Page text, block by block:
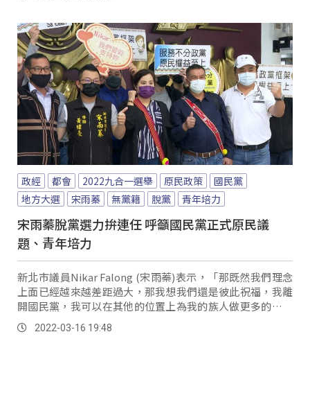
政經 都會 2022九合一選舉 原民政策
國民黨
地方大選
宋雨蓁 無黨籍 脫黨 青年培力
宋雨蓁脫黨選力拚連任 呼籲國民黨正式原民議
題、青年培力
新北市議員Nikar Falong (宋雨蓁)表示，「那既然我們理念
上面已經越來越差距過大，那我想我們還是彼此祝福，我離
開國民黨，我可以在其他的位置上為我的族人做更多的事，
發聲也比較有力。
2022-03-16 19:48